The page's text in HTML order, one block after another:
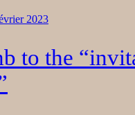
2023
to the